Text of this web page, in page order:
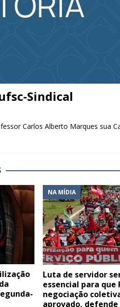
Sindical
Carlos Alberto Marques sua
NA MÍDIA
Luta de servidor
essencial para que
negociação
aprovado, defende